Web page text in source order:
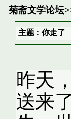
菊斋文学论坛
主题：你走了
昨天
送来